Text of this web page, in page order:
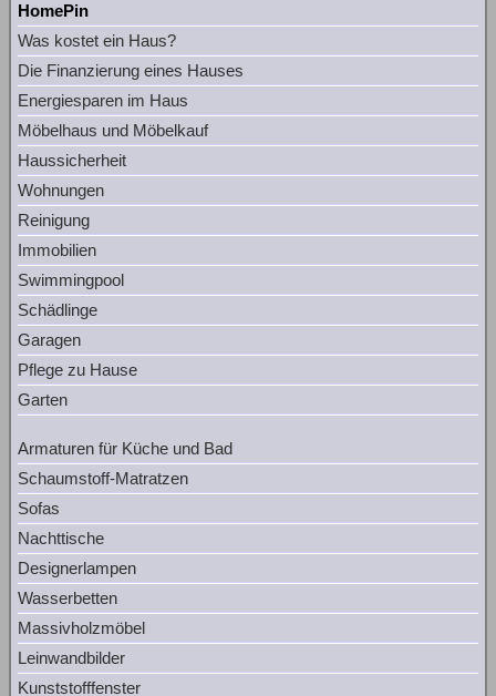
HomePin
Was kostet ein Haus?
Die Finanzierung eines Hauses
Energiesparen im Haus
Möbelhaus und Möbelkauf
Haussicherheit
Wohnungen
Reinigung
Immobilien
Swimmingpool
Schädlinge
Garagen
Pflege zu Hause
Garten
Armaturen für Küche und Bad
Schaumstoff-Matratzen
Sofas
Nachttische
Designerlampen
Wasserbetten
Massivholzmöbel
Leinwandbilder
Kunststofffenster